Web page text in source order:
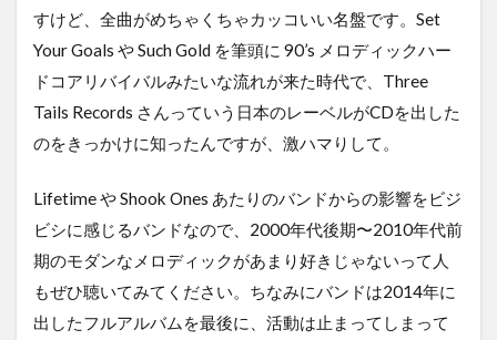
すけど、全曲がめちゃくちゃカッコいい名盤です。Set
Your Goals や Such Gold を筆頭に 90’s メロディックハー
ドコアリバイバルみたいな流れが来た時代で、Three
Tails Records さんっていう日本のレーベルがCDを出した
のをきっかけに知ったんですが、激ハマりして。
Lifetime や Shook Ones あたりのバンドからの影響をビジ
ビシに感じるバンドなので、2000年代後期〜2010年代前
期のモダンなメロディックがあまり好きじゃないって人
もぜひ聴いてみてください。ちなみにバンドは2014年に
出したフルアルバムを最後に、活動は止まってしまって